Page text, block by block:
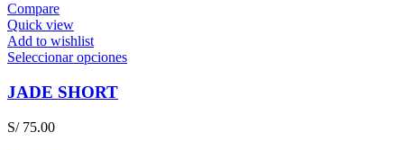
Compare
Quick view
Add to wishlist
Seleccionar opciones
JADE SHORT
S/75.00